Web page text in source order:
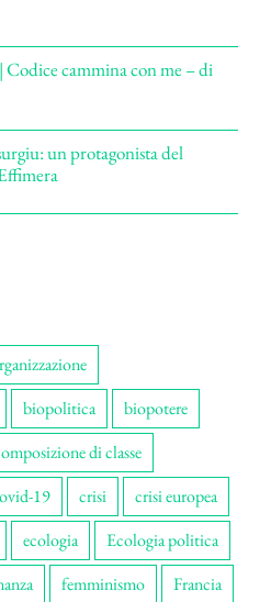
cammina con me – di
un protagonista del
biopolitica
biopotere
di classe
19 crisi
crisi europea
ecologia
Ecologia politica
femminismo Francia